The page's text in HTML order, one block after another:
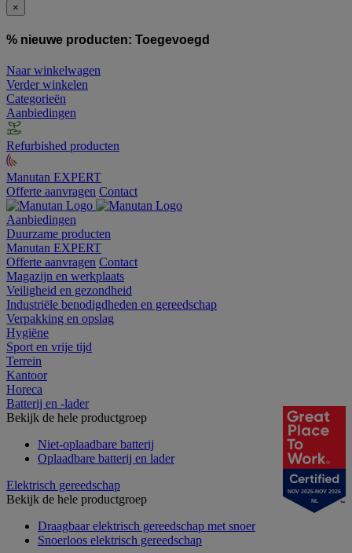
×
% nieuwe producten: Toegevoegd
Naar winkelwagen
Verder winkelen
Categorieën
Aanbiedingen
Refurbished producten
Manutan EXPERT
Offerte aanvragen Contact
Aanbiedingen
Duurzame producten
Manutan EXPERT
Offerte aanvragen Contact
Magazijn en werkplaats
Veiligheid en gezondheid
Industriële benodigdheden en gereedschap
Verpakking en opslag
Hygiëne
Sport en vrije tijd
Terrein
Kantoor
Horeca
Batterij en -lader
Bekijk de hele productgroep
Niet-oplaadbare batterij
Oplaadbare batterij en lader
Elektrisch gereedschap
Bekijk de hele productgroep
Draagbaar elektrisch gereedschap met snoer
Snoerloos elektrisch gereedschap
NOV 2025-NOV 2026
NL